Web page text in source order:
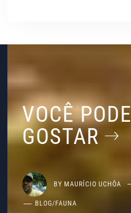
VOCÊ PODE
GOSTAR
BY MAURÍCIO UCHÔA
BLOG/FAUNA